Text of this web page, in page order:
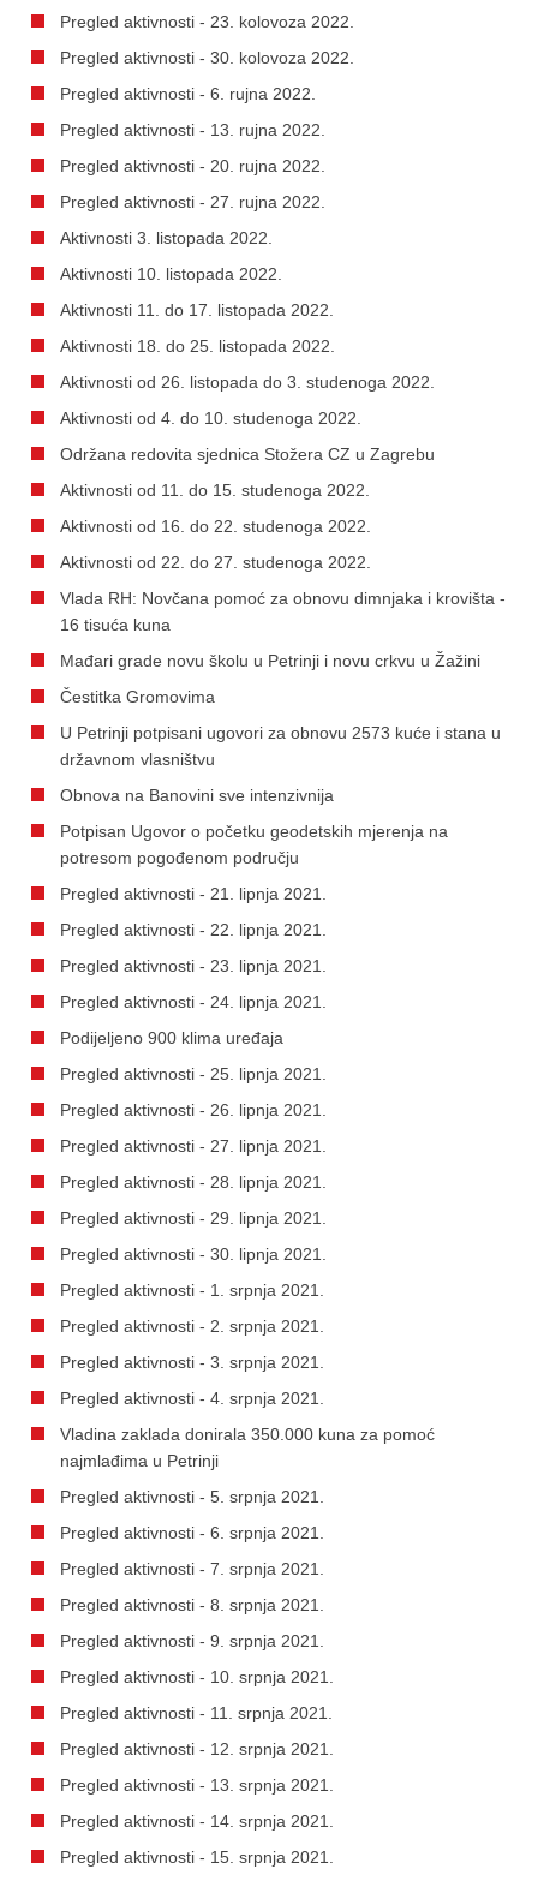
Pregled aktivnosti - 23. kolovoza 2022.
Pregled aktivnosti - 30. kolovoza 2022.
Pregled aktivnosti - 6. rujna 2022.
Pregled aktivnosti - 13. rujna 2022.
Pregled aktivnosti - 20. rujna 2022.
Pregled aktivnosti - 27. rujna 2022.
Aktivnosti 3. listopada 2022.
Aktivnosti 10. listopada 2022.
Aktivnosti 11. do 17. listopada 2022.
Aktivnosti 18. do 25. listopada 2022.
Aktivnosti od 26. listopada do 3. studenoga 2022.
Aktivnosti od 4. do 10. studenoga 2022.
Održana redovita sjednica Stožera CZ u Zagrebu
Aktivnosti od 11. do 15. studenoga 2022.
Aktivnosti od 16. do 22. studenoga 2022.
Aktivnosti od 22. do 27. studenoga 2022.
Vlada RH: Novčana pomoć za obnovu dimnjaka i krovišta -
16 tisuća kuna
Mađari grade novu školu u Petrinji i novu crkvu u Žažini
Čestitka Gromovima
U Petrinji potpisani ugovori za obnovu 2573 kuće i stana u
državnom vlasništvu
Obnova na Banovini sve intenzivnija
Potpisan Ugovor o početku geodetskih mjerenja na
potresom pogođenom području
Pregled aktivnosti - 21. lipnja 2021.
Pregled aktivnosti - 22. lipnja 2021.
Pregled aktivnosti - 23. lipnja 2021.
Pregled aktivnosti - 24. lipnja 2021.
Podijeljeno 900 klima uređaja
Pregled aktivnosti - 25. lipnja 2021.
Pregled aktivnosti - 26. lipnja 2021.
Pregled aktivnosti - 27. lipnja 2021.
Pregled aktivnosti - 28. lipnja 2021.
Pregled aktivnosti - 29. lipnja 2021.
Pregled aktivnosti - 30. lipnja 2021.
Pregled aktivnosti - 1. srpnja 2021.
Pregled aktivnosti - 2. srpnja 2021.
Pregled aktivnosti - 3. srpnja 2021.
Pregled aktivnosti - 4. srpnja 2021.
Vladina zaklada donirala 350.000 kuna za pomoć
najmlađima u Petrinji
Pregled aktivnosti - 5. srpnja 2021.
Pregled aktivnosti - 6. srpnja 2021.
Pregled aktivnosti - 7. srpnja 2021.
Pregled aktivnosti - 8. srpnja 2021.
Pregled aktivnosti - 9. srpnja 2021.
Pregled aktivnosti - 10. srpnja 2021.
Pregled aktivnosti - 11. srpnja 2021.
Pregled aktivnosti - 12. srpnja 2021.
Pregled aktivnosti - 13. srpnja 2021.
Pregled aktivnosti - 14. srpnja 2021.
Pregled aktivnosti - 15. srpnja 2021.